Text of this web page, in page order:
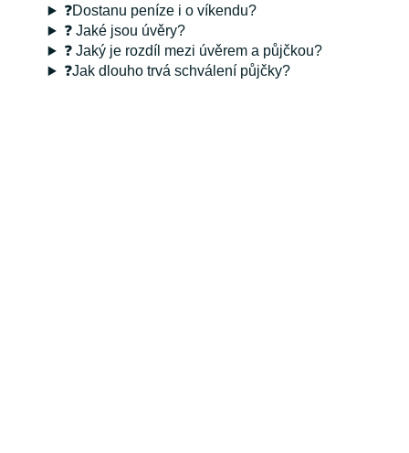
❓Dostanu peníze i o víkendu?
❓ Jaké jsou úvěry?
❓ Jaký je rozdíl mezi úvěrem a půjčkou?
❓Jak dlouho trvá schválení půjčky?